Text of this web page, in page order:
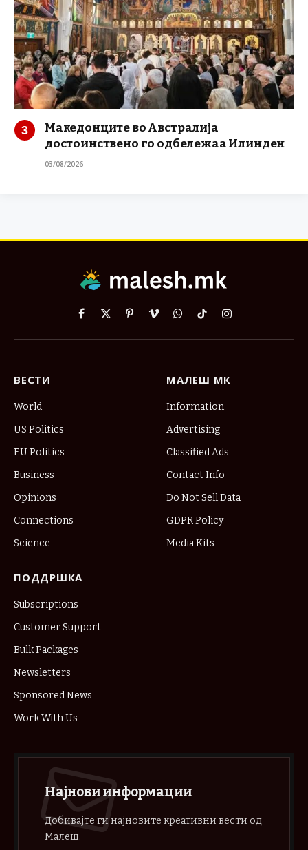
Македонците во Австралија
достоинствено го одбележаа Илинден
03/08/2026
Facebook
X
PinterestVimeoWhatsApp
TikTokInstagram
ВЕСТИ
World
US Politics
EU Politics
Business
Opinions
Connections
Science
МАЛЕШ МК
Information
Advertising
Classified Ads
Contact Info
Do Not Sell Data
GDPR Policy
Media Kits
ПОДДРШКА
Subscriptions
Customer Support
Bulk Packages
Newsletters
Sponsored News
Work With Us
Најнови информации
Добивајте ги најновите креативни вести од
Малеш.